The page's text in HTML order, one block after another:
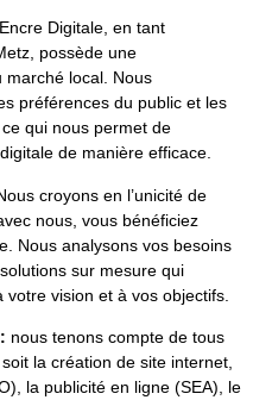
Encre Digitale, en tant
possède une
marché local. Nous
préférences du public et les
qui nous permet de
de manière efficace.
croyons en l’unicité de
nous, vous bénéficiez
Nous analysons vos besoins
sur mesure qui
vision et à vos objectifs.
nous tenons compte de tous
la création de site internet,
la publicité en ligne (SEA), le